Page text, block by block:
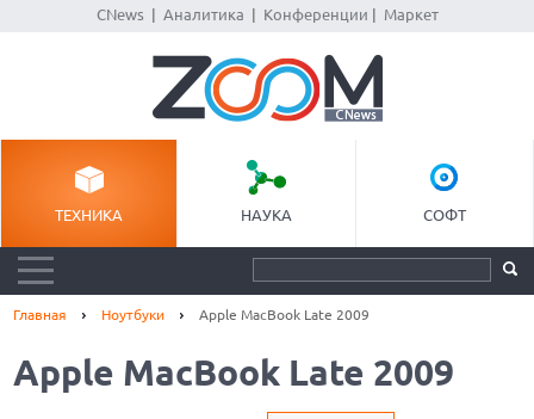
CNews| Аналитика Конференции Маркет
ТЕХНИКА НАУКА СОФТ
Главная Ноутбуки Apple MacBook Late 2009
Apple MacBook Late 2009